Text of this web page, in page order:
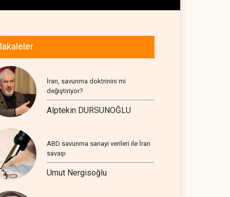
İran, savunma doktrinini mi
değiştiriyor?
Alptekin DURSUNOĞLU
ABD savunma sanayi verileri ile İran
savaşı
Umut Nergisoğlu